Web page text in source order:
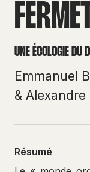
UNE ÉCOLOGIE DU
Emmanuel
& Alexandre
Résumé